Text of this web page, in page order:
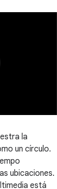
la
un círculo.
ubicaciones.
está